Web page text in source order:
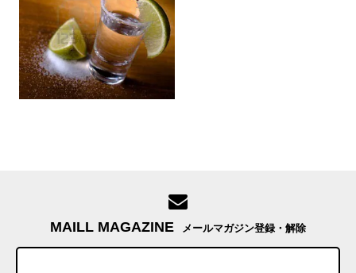
MAILL MAGAZINE メールマガジン登録・解除